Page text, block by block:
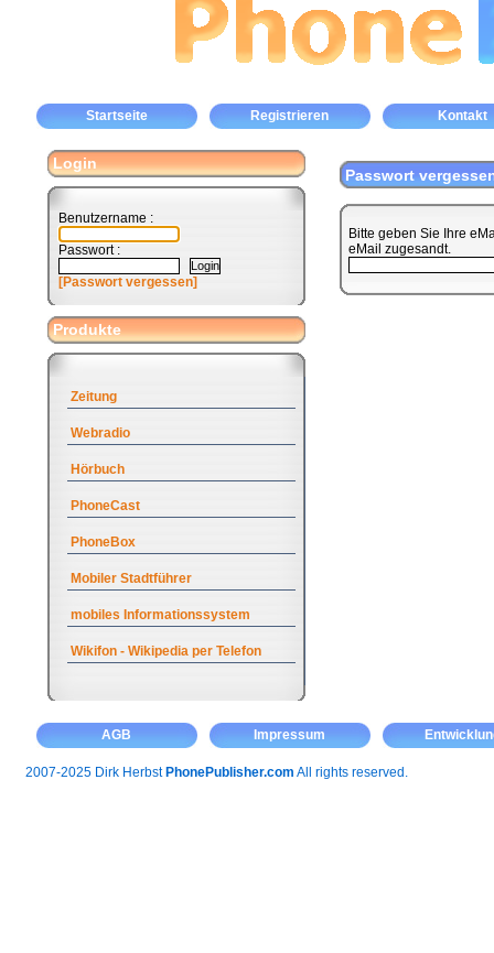
Startseite Registrieren Kontakt
Login
Benutzername :
Passwort :
[Passwort vergessen]
Produkte
Zeitung
Webradio
Hörbuch
PhoneCast
PhoneBox
Mobiler Stadtführer
mobiles Informationssystem
Wikifon - Wikipedia per Telefon
Passwort
Bitte geben Sie Ihre
eMail zugesandt.
AGB Impressum
2007-2025 Dirk Herbst PhonePublisher.com All rights reserved.